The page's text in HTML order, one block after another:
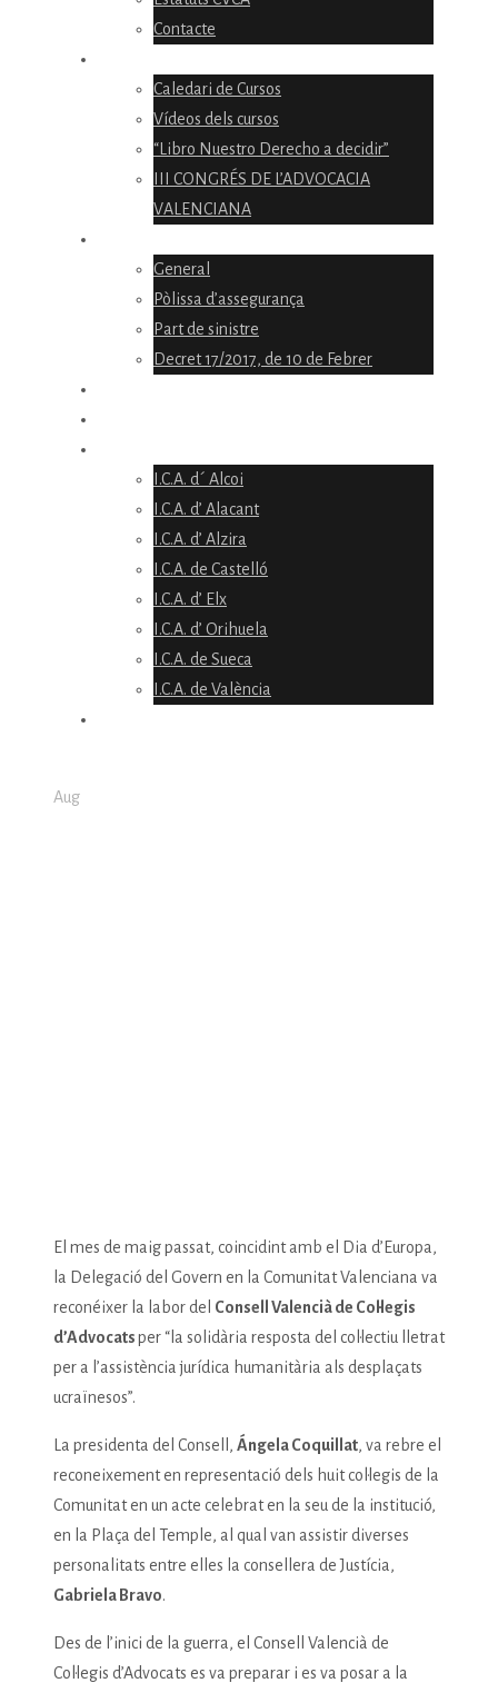
Contacte
Caledari de Cursos
Vídeos dels cursos
“Libro Nuestro Derecho a decidir”
III CONGRÉS DE L’ADVOCACIA
VALENCIANA
General
Pòlissa d’assegurança
Part de sinistre
Decret 17/2017, de 10 de Febrer
I.C.A. d´ Alcoi
I.C.A. d’ Alacant
I.C.A. d’ Alzira
I.C.A. de Castelló
I.C.A. d’ Elx
I.C.A. d’ Orihuela
I.C.A. de Sueca
I.C.A. de València
Aug
El mes de maig passat, coincidint amb el Dia d’Europa,
la Delegació del Govern en la Comunitat Valenciana va
reconéixer la labor del Consell Valencià de Col·legis
d’Advocatsper “la solidària resposta del col·lectiu lletrat
per a l’assistència jurídica humanitària als desplaçats
ucraïnesos”.
La presidenta del Consell, Ángela Coquillat, va rebre el
reconeixement en representació dels huit col·legis de la
Comunitat en un acte celebrat en la seu de la institució,
en la Plaça del Temple, al qual van assistir diverses
personalitats entre elles la consellera de Justícia,
Gabriela Bravo.
Des de l’inici de la guerra, el Consell Valencià de
Col·legis d’Advocats es va preparar i es va posar a la